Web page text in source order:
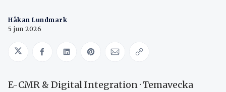
Håkan Lundmark
5 jun 2026
Share on Twitter
Share on Facebook
Share on LinkedIn
Share on Pinterest
Share via Email
Copy link
E-CMR & Digital Integration · Temavecka